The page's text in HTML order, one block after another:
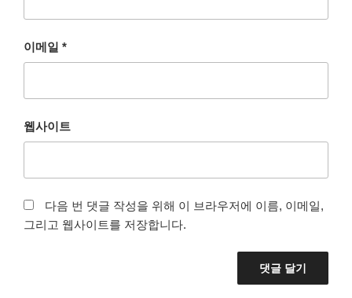
이메일 *
웹사이트
다음 번 댓글 작성을 위해 이 브라우저에 이름, 이메일,
그리고 웹사이트를 저장합니다.